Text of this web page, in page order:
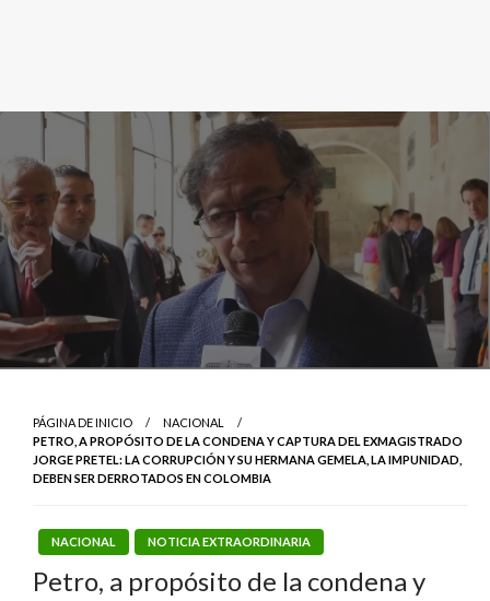
PÁGINA DE INICIO
NACIONAL
PETRO, A PROPÓSITO DE LA CONDENA Y CAPTURA DEL EXMAGISTRADO
JORGE PRETEL: LA CORRUPCIÓN Y SU HERMANA GEMELA, LA IMPUNIDAD,
DEBEN SER DERROTADOS EN COLOMBIA
NACIONAL NOTICIA EXTRAORDINARIA
Petro, a propósito de la condena y